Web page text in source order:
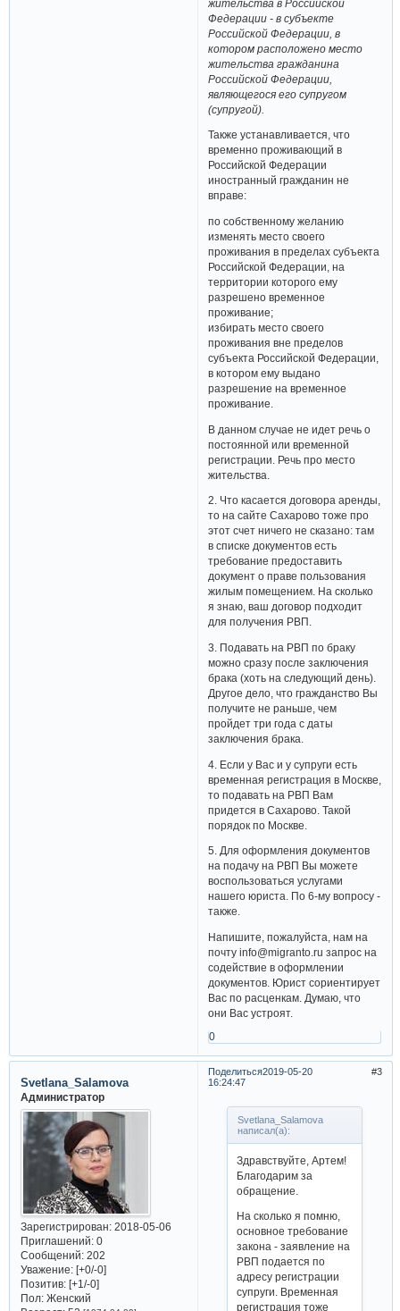
жительства в Российской
Федерации - в субъекте
Российской Федерации, в
котором расположено место
жительства гражданина
Российской Федерации,
являющегося его супругом
(супругой).
Также устанавливается, что
временно проживающий в
Российской Федерации
иностранный гражданин не
вправе:
по собственному желанию
изменять место своего
проживания в пределах субъекта
Российской Федерации, на
территории которого ему
разрешено временное
проживание;
избирать место своего
проживания вне пределов
субъекта Российской Федерации,
в котором ему выдано
разрешение на временное
проживание.
В данном случае не идет речь о
постоянной или временной
регистрации. Речь про место
жительства.
2. Что касается договора аренды,
то на сайте Сахарово тоже про
этот счет ничего не сказано: там
в списке документов есть
требование предоставить
документ о праве пользования
жилым помещением. На сколько
я знаю, ваш договор подходит
для получения РВП.
3. Подавать на РВП по браку
можно сразу после заключения
брака (хоть на следующий день).
Другое дело, что гражданство Вы
получите не раньше, чем
пройдет три года с даты
заключения брака.
4. Если у Вас и у супруги есть
временная регистрация в Москве,
то подавать на РВП Вам
придется в Сахарово. Такой
порядок по Москве.
5. Для оформления документов
на подачу на РВП Вы можете
воспользоваться услугами
нашего юриста. По 6-му вопросу -
также.
Напишите, пожалуйста, нам на
почту info@migranto.ru запрос на
содействие в оформлении
документов. Юрист сориентирует
Вас по расценкам. Думаю, что
они Вас устроят.
0
Поделиться 3
2019-05-20
16:24:47
Svetlana_Salamova
Администратор
Зарегистрирован: 2018-05-06
Приглашений:0
Сообщений:202
Уважение: [+0/-0]
Позитив: [+1/-0]
Пол:Женский
Svetlana_Salamova
написал(а):
Здравствуйте, Артем!
Благодарим за
обращение.
На сколько я помню,
основное требование
закона - заявление на
РВП подается по
адресу регистрации
супруги. Временная
регистрация тоже